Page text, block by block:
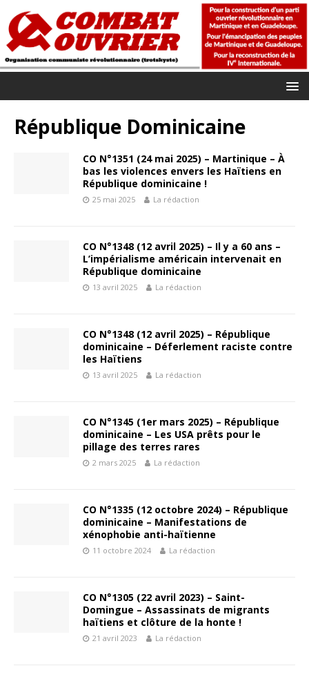
République Dominicaine
CO N°1351 (24 mai 2025) – Martinique – À
bas les violences envers les Haïtiens en
République dominicaine !
25 mai 2025 La rédaction
CO N°1348 (12 avril 2025) – Il y a 60 ans –
L’impérialisme américain intervenait en
République dominicaine
13 avril 2025 La rédaction
CO N°1348 (12 avril 2025) – République
dominicaine – Déferlement raciste contre
les Haïtiens
13 avril 2025 La rédaction
CO N°1345 (1er mars 2025) – République
dominicaine – Les USA prêts pour le
pillage des terres rares
2 mars 2025 La rédaction
CO N°1335 (12 octobre 2024) – République
dominicaine – Manifestations de
xénophobie anti-haïtienne
11 octobre 2024 La rédaction
CO N°1305 (22 avril 2023) – Saint-
Domingue – Assassinats de migrants
haïtiens et clôture de la honte !
21 avril 2023 La rédaction